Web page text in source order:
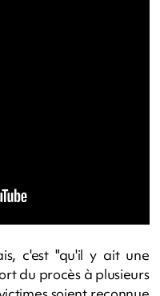
c'est "qu'il y ait une
du procès à plusieurs